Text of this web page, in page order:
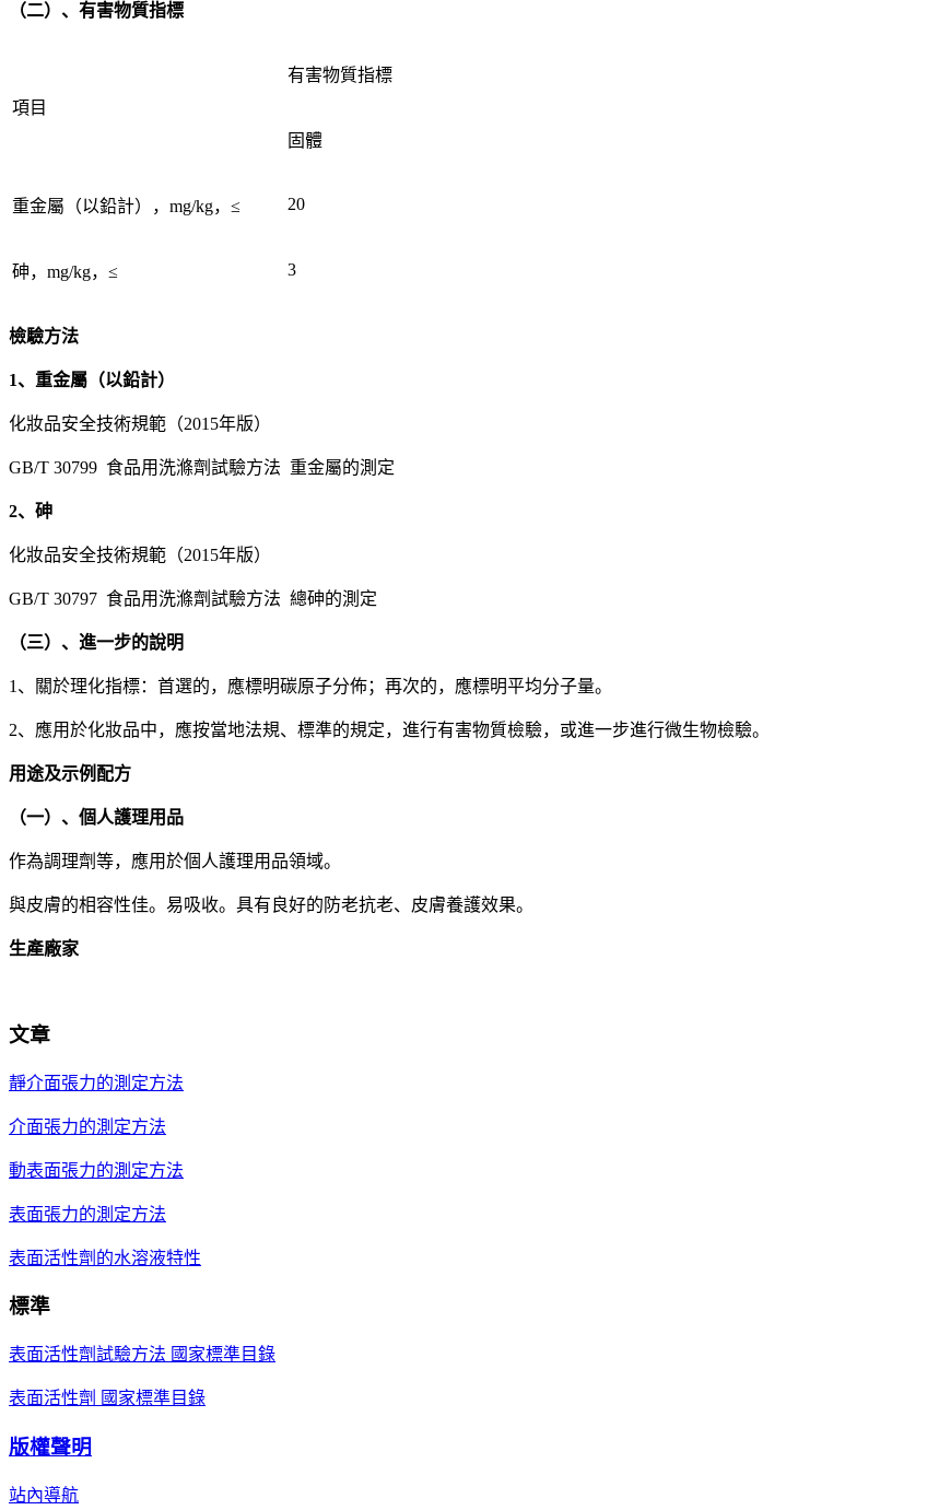
（二）、有害物質指標
項目
有害物質指標
固體
重金屬（以鉛計），mg/kg，≤ 20
砷，mg/kg，≤ 3
檢驗方法
1、重金屬（以鉛計）
化妝品安全技術規範（2015年版）
GB/T 30799 食品用洗滌劑試驗方法 重金屬的測定
2、砷
化妝品安全技術規範（2015年版）
GB/T 30797 食品用洗滌劑試驗方法 總砷的測定
（三）、進一步的說明
1、關於理化指標：首選的，應標明碳原子分佈；再次的，應標明平均分子量。
2、應用於化妝品中，應按當地法規、標準的規定，進行有害物質檢驗，或進一步進行微生物檢驗。
用途及示例配方
（一）、個人護理用品
作為調理劑等，應用於個人護理用品領域。
與皮膚的相容性佳。易吸收。具有良好的防老抗老、皮膚養護效果。
生產廠家
文章
靜介面張力的測定方法
介面張力的測定方法
動表面張力的測定方法
表面張力的測定方法
表面活性劑的水溶液特性
標準
表面活性劑試驗方法 國家標準目錄
表面活性劑 國家標準目錄
版權聲明
站內導航